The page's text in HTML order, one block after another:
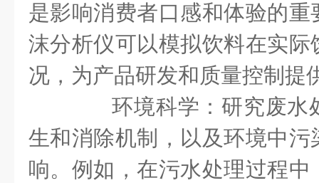
是影响消费者口感和体验的
沫分析仪可以模拟饮料在实
况，为产品研发和质量控制提
环境科学：研究废水
生和消除机制，以及环境中
响。例如，在污水处理过程